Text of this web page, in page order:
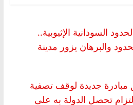
السودانية الإثيوبية..
والبرهان يزور مدينة
مبادرة جديدة لوقف تصفية
تحصل الدولة به على